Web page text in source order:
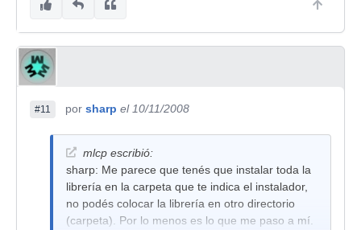
SFX and Noise 01
Textures 01
Traditional 01
World 01
Waveforms 01
#11 por sharp el 10/11/2008
mlcp escribió:
sharp: Me parece que tenés que instalar toda la
librería en la carpeta que te indica el instalador,
no podés colocar la librería en otro directorio
(carpeta). Por lo menos es lo que me paso a mí.